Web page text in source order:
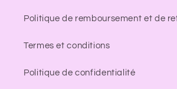
Politique de remboursement et de
Termes et conditions
Politique de confidentialité